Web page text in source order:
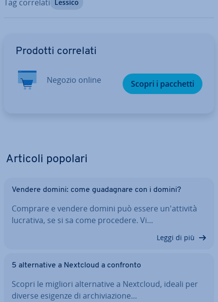
Tag correlati Lessico
Prodotti correlati
Negozio online Scopri i pacchetti
Articoli popolari
Vendere domini: come gua­da­gna­re con i domini?
Comprare e vendere domini può essere un'at­ti­vi­tà
lucrativa, se si sa come procedere. Vi…
Leggi di più
5 al­ter­na­ti­ve a Nextcloud a confronto
Scopri le migliori al­ter­na­ti­ve a Nextcloud, ideali per
diverse esigenze di ar­chi­via­zio­ne…